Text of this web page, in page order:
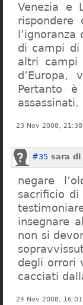
Venezia e
di campi di
altri campi
d’Europa,
Pertanto
assassinati.
23 Nov 2008, 21:38
#35 sara di
negare
sacrificio di
insegnare
non si
degli orrori
cacciati
24 Nov 2008, 16:01